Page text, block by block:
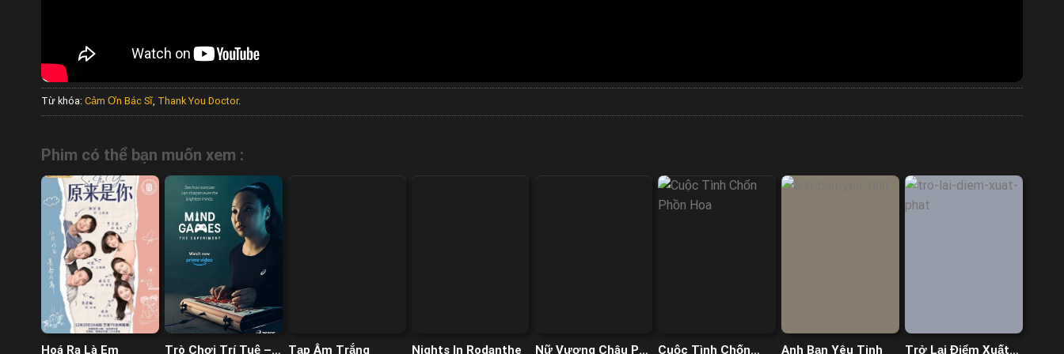
Từ khóa: Cảm Ơn Bác Sĩ Thank You Doctor.
Phim có thể bạn muốn xem :
Hoá Ra Là Em
Trò Chơi Trí Tuệ –
Tạp Âm Trắng Nights In Rodanthe
Nữ Vương Châu Phi:
Cuộc Tình Chốn
Anh Bạn Yêu Tinh
Trở Lại Điểm Xuất